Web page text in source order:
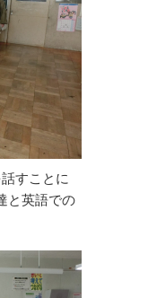
すことに
と英語での